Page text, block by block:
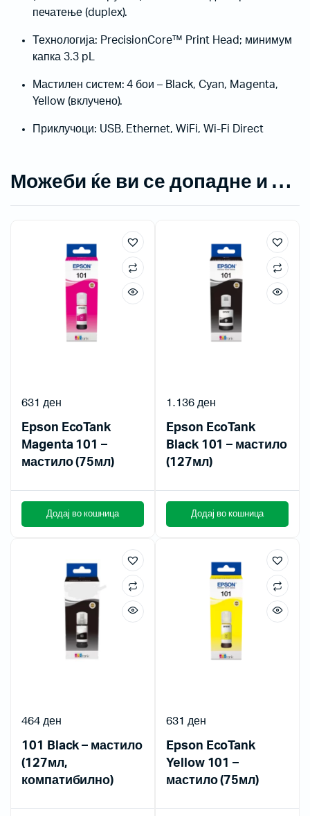
печатење (duplex).
Технологија: PrecisionCore™ Print Head; минимум
капка 3.3 pL
Мастилен систем: 4 бои – Black, Cyan, Magenta,
Yellow (вклучено).
Приклучоци: USB, Ethernet, WiFi, Wi-Fi Direct
Можеби ќе ви се допадне и …
Epson EcoTank
Magenta 101 –
мастило (75мл)
631 ден
Додај во кошница
Epson EcoTank
Black 101 – мастило
(127мл)
1.136ден
Додај во кошница
101 Black – мастило
(127мл,
компатибилно)
464ден
Epson EcoTank
Yellow 101 –
мастило (75мл)
631 ден